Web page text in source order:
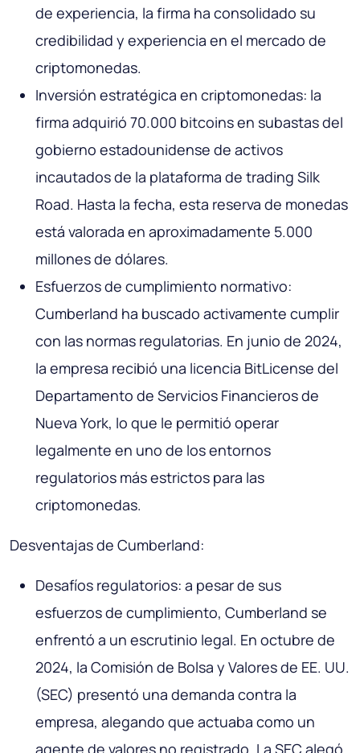
de experiencia, la firma ha consolidado su
credibilidad y experiencia en el mercado de
criptomonedas.
Inversión estratégica en criptomonedas: la
firma adquirió 70.000 bitcoins en subastas del
gobierno estadounidense de activos
incautados de la plataforma de trading Silk
Road. Hasta la fecha, esta reserva de monedas
está valorada en aproximadamente 5.000
millones de dólares.
Esfuerzos de cumplimiento normativo:
Cumberland ha buscado activamente cumplir
con las normas regulatorias. En junio de 2024,
la empresa recibió una licencia BitLicense del
Departamento de Servicios Financieros de
Nueva York, lo que le permitió operar
legalmente en uno de los entornos
regulatorios más estrictos para las
criptomonedas.
Desventajas de Cumberland:
Desafíos regulatorios: a pesar de sus
esfuerzos de cumplimiento, Cumberland se
enfrentó a un escrutinio legal. En octubre de
2024, la Comisión de Bolsa y Valores de EE. UU.
(SEC) presentó una demanda contra la
empresa, alegando que actuaba como un
agente de valores no registrado. La SEC alegó